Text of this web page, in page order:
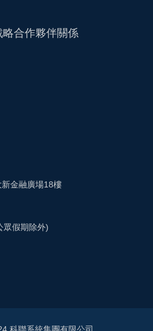
合作夥伴關係
金融廣場18樓
眾假期除外)
科聯系統集團有限公司